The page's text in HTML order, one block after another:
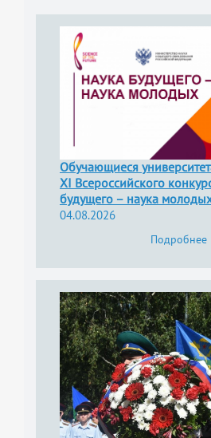
Обучающиеся
XI Всероссийского
будущего – наука
04.08.2026
Подробнее